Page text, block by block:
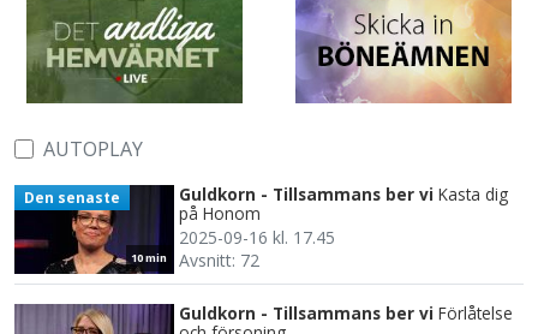
AUTOPLAY
10 min
Den senaste Guldkorn - Tillsammans ber vi Kasta dig
på Honom
2025-09-16 kl. 17.45
Avsnitt: 72
Guldkorn - Tillsammans ber vi Förlåtelse